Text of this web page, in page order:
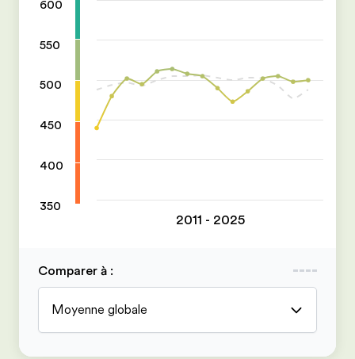
600
550
500
450
400
350
2011 - 2025
Comparer à :
Moyenne globale